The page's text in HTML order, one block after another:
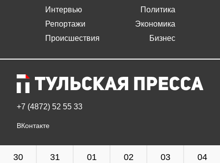
Интервью
Репортажи
Происшествия
Политика
Экономика
Бизнес
+7 (4872) 52 55 33
ВКонтакте
30 31 01 02 03 04